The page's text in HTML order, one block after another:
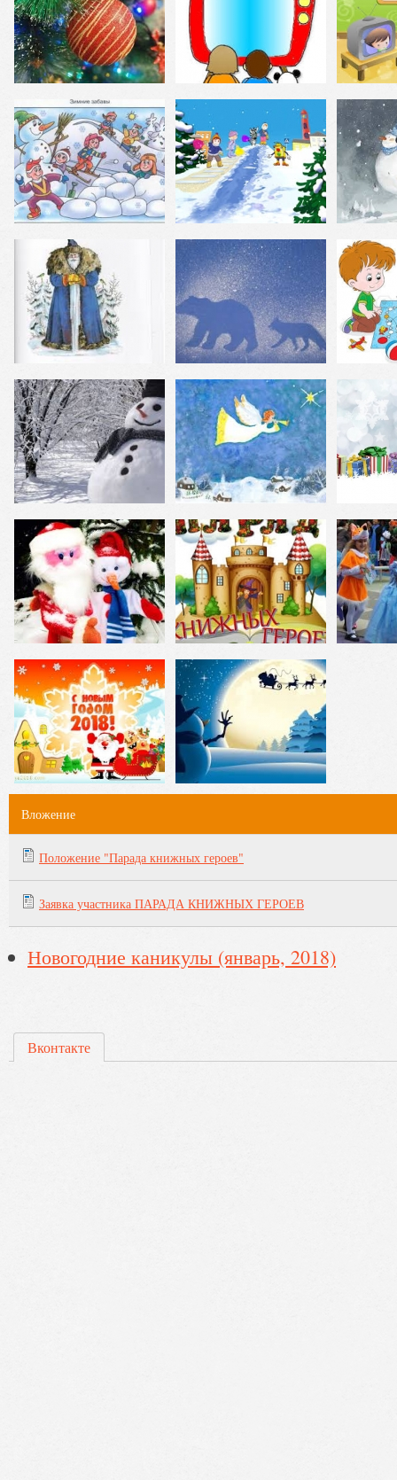
Вложение
Положение "Парада книжных героев"
Заявка участника ПАРАДА КНИЖНЫХ ГЕРОЕВ
Новогодние каникулы (январь, 2018)
Вконтакте